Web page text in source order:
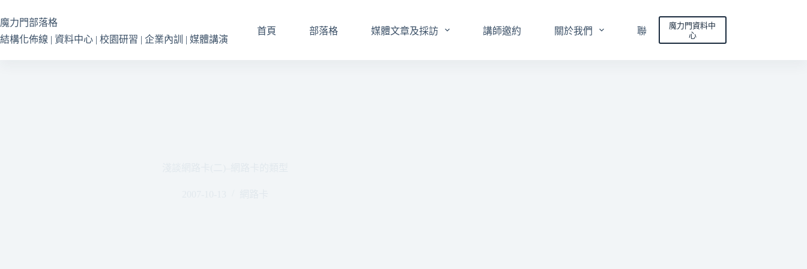
至
主
魔力門部落格
結構化佈線 | 資料中心 | 校園研習 | 企業內訓 | 媒體講演
首頁 部落格 媒體文章及採訪 講師邀約 關於我們 聯絡我們
魔力門資料中
心